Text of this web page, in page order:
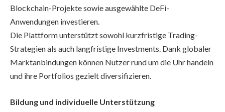
Blockchain-Projekte sowie ausgewählte DeFi-
Anwendungen investieren.
Die Plattform unterstützt sowohl kurzfristige Trading-
Strategien als auch langfristige Investments. Dank globaler
Marktanbindungen können Nutzer rund um die Uhr handeln
und ihre Portfolios gezielt diversifizieren.
Bildung und individuelle Unterstützung